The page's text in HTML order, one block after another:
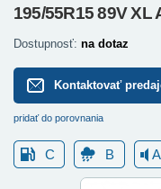
195/55R15 89V
Dostupnosť: na dotaz
Kontaktovať
pridať do porovnania
C B